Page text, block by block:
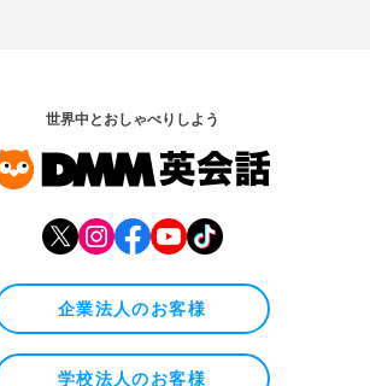
世界中とおしゃべりしよう
企業法人のお客様
学校法人のお客様